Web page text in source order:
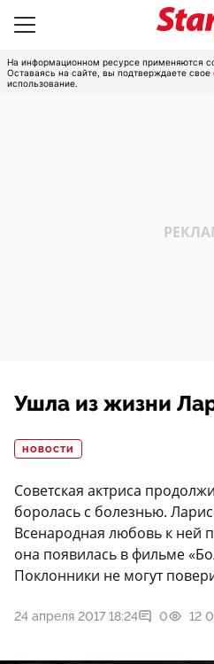
На информационном ресурсе применяются
Оставаясь на сайте, вы подтверждаете свое
использование.
Ушла из жизни
НОВОСТИ
Советская актриса
боролась с болезнью.
Всенародная любовь к ней
она появилась в фильме
Поклонники не могут
24 апреля 2017 18:24 0 12